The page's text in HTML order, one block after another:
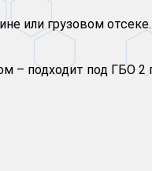
или грузовом отсеке.
– подходит под ГБО 2